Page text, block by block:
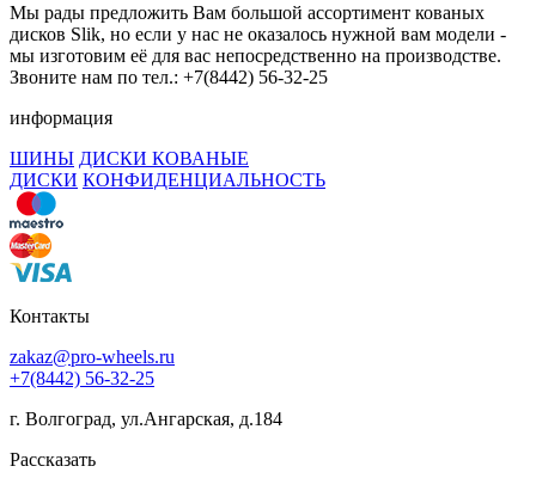
Мы рады предложить Вам большой ассортимент кованых
дисков Slik, но если у нас не оказалось нужной вам модели -
мы изготовим её для вас непосредственно на производстве.
Звоните нам по тел.: +7(8442) 56-32-25
информация
ШИНЫ ДИСКИ КОВАНЫЕ
ДИСКИ КОНФИДЕНЦИАЛЬНОСТЬ
Контакты
zakaz@pro-wheels.ru
+7(8442) 56-32-25
г. Волгоград, ул.Ангарская, д.184
Рассказать